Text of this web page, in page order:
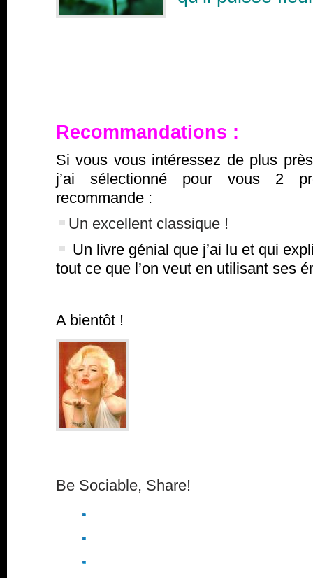
Recommandations :
Si vous vous intéressez de plus
j’ai sélectionné pour vous 2
recommande :
Un excellent classique !
Un livre génial que j’ai lu et qui
tout ce que l’on veut en utilisant ses
A bientôt !
Be Sociable, Share!